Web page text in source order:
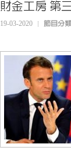
財金工房 第
19-03-2020 節目分類